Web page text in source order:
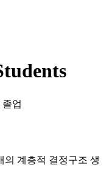
업
의 계층적 결정구조 생